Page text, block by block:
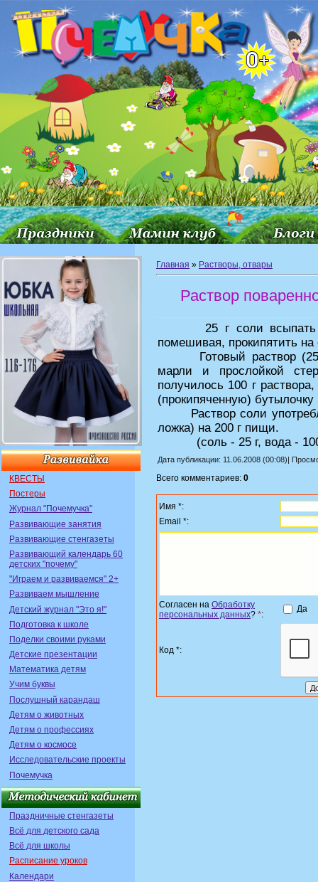
КВЕСТЫ
Постеры
Журнал "Почемучка"
Развивающие занятия
Развивающие стенгазеты
Развивающий календарь 60
детских "почему"
"Играем и развиваемся" 2+
Развиваем мышление
Детский журнал "Это я!"
Подготовка к школе
Поделки своими руками
Детские презентации
Математика детям
Учим буквы
Послушный карандаш
Детям о животных
Детям о профессиях
Детям о космосе
Исследовательские проекты
Почемучка
Праздничные стенгазеты
Всё для детского сада
Всё для школы
Расписание уроков
Календари
Главная » Растворы, отвары
Раствор
25 г соли всыпать в
помешивая, прокипятить
Готовый раствор
марли и прослойкой
получилось 100 г
(прокипяченную)
Раствор соли
ложка) на 200 г пищи.
(соль - 25 г, вода -
Дата публикации: 11.06.2008 (00:08)|
Всего комментариев: 0
Имя *:
Email *:
Согласен на Обработку
персональных данных? *:
Да
Код *: